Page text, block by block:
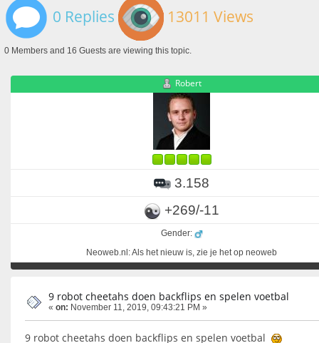
0 Replies 13011 Views
0 Members and 16 Guests are viewing this topic.
Robert
3.158
+269/-11
Gender:
Neoweb.nl: Als het nieuw is, zie je het op neoweb
9 robot cheetahs doen backflips en spelen voetbal
« on: November 11, 2019, 09:43:21 PM »
9 robot cheetahs doen backflips en spelen voetbal